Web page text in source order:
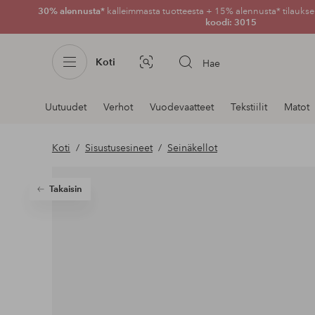
30% alennusta* kalleimmasta tuotteesta + 15% alennusta*
koodi: 3015
Koti Kuvahaku Hae
Navigointi
osastoilla
Uutuudet Verhot Vuodevaatteet Tekstiilit Matot
Koti Sisustusesineet Seinäkellot
Takaisin